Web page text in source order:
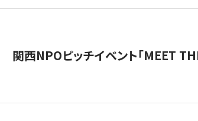
関西NPOピッチイベント「MEET